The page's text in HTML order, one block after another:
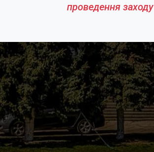
проведення заходу